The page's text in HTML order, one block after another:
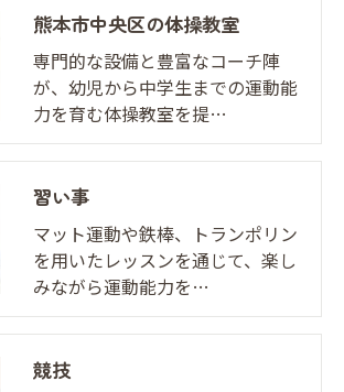
熊本市中央区の体操教室
専門的な設備と豊富なコーチ陣
が、幼児から中学生までの運動能
力を育む体操教室を提…
習い事
マット運動や鉄棒、トランポリン
を用いたレッスンを通じて、楽し
みながら運動能力を…
競技